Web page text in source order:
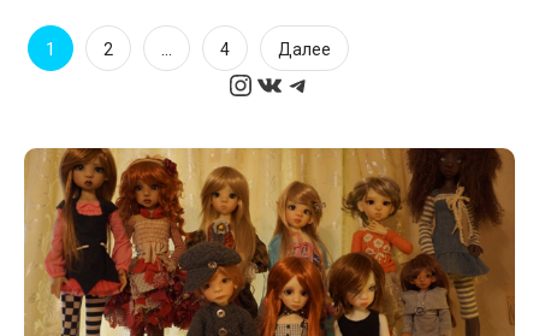
Пагинация
1 2 … 4 Далее
Instagram
ВКонтакте
Telegram